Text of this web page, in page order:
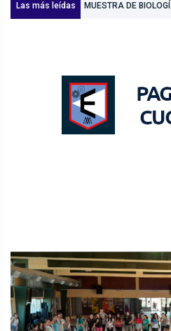
Noticias
Las más leídas MUESTRA DE